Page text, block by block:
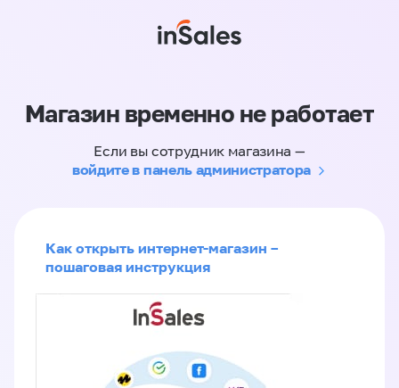
Магазин временно не работает
Если вы сотрудник магазина —
войдите в панель администратора
Как открыть интернет-магазин –
пошаговая инструкция